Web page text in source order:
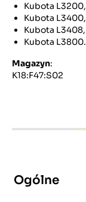
Kubota L3200,
Kubota L3400,
Kubota L3408,
Kubota L3800.
Magazyn:
K18:F47:S02
Ogólne